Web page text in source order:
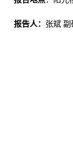
报告人： 张斌 副